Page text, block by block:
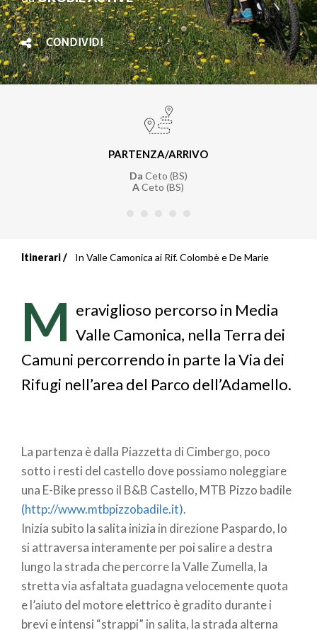
CONDIVIDI
PARTENZA/ARRIVO
Da Ceto (BS)
ACeto (BS)
di
pane
Itinerari In Valle Camonica ai Rif. Colombè e De Marie
M eraviglioso percorso in Media
Valle Camonica, nella Terra dei
Camuni percorrendo in parte la Via dei
Rifugi nell’area del Parco dell’Adamello.
La partenza è dalla Piazzetta di Cimbergo, poco
sotto i resti del castello dove possiamo noleggiare
una E-Bike presso il B&B Castello, MTB Pizzo badile
(http://www.mtbpizzobadile.it).
Inizia subito la salita inizia in direzione Paspardo, lo
si attraversa interamente per poi salire a destra
lungo la strada che percorre la Valle Zumella, la
stretta via asfaltata guadagna velocemente quota
e l’aiuto del motore elettrico è gradito durante i
brevi e intensi “strappi” in salita, la strada alterna